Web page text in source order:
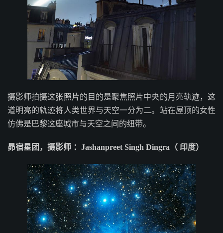
摄影师拍摄这张照片的目的是聚焦照片中央的月亮轨迹，这
道明亮的轨迹将人类世界与天空一分为二。站在屋顶的女性
仿佛是巴黎这座城市与天空之间的纽带。
昴宿星团，摄影师 ：Jashanpreet Singh Dingra（ 印度）